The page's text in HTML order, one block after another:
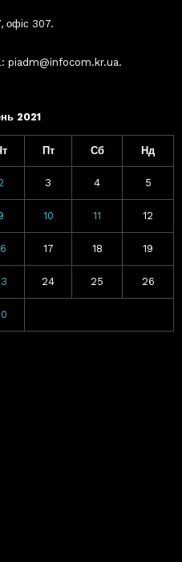
офіс 307.
piadm@infocom.kr.ua.
2021
Пт Сб Нд
3 4 5
10 11 12
17 18 19
24 25 26